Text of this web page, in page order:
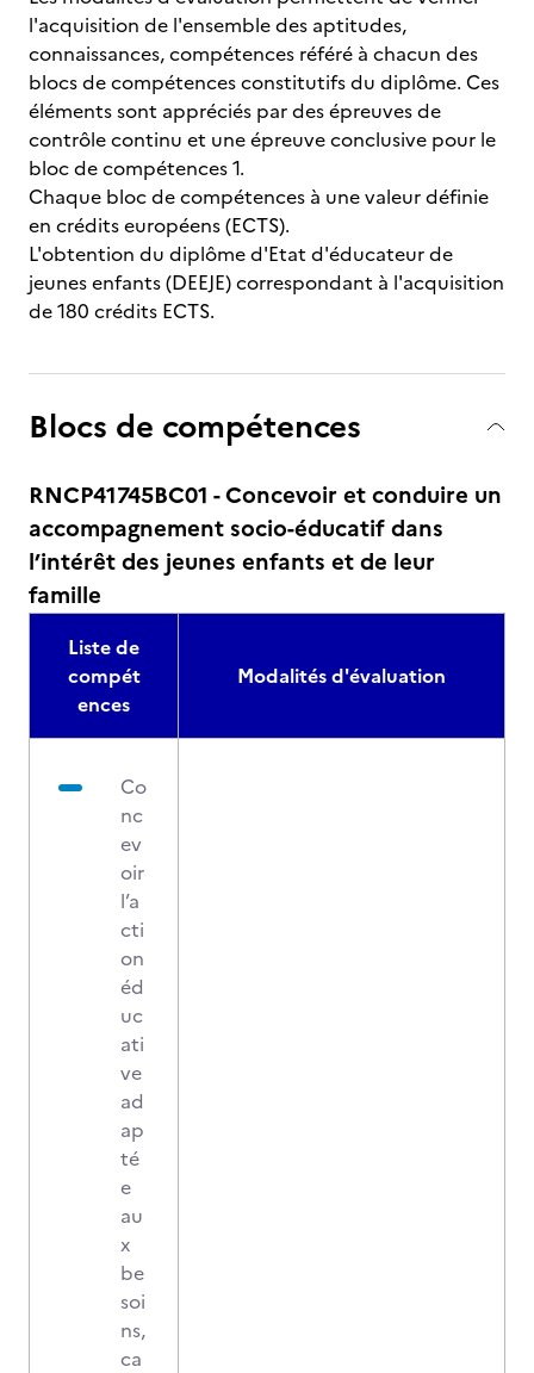
l'acquisition de l'ensemble des aptitudes,
connaissances, compétences référé à chacun des
blocs de compétences constitutifs du diplôme. Ces
éléments sont appréciés par des épreuves de
contrôle continu et une épreuve conclusive pour le
bloc de compétences 1.
Chaque bloc de compétences à une valeur définie
en crédits européens (ECTS).
L'obtention du diplôme d'Etat d'éducateur de
jeunes enfants (DEEJE) correspondant à l'acquisition
de 180 crédits ECTS.
Blocs de compétences
RNCP41745BC01 - Concevoir et conduire un
accompagnement socio-éducatif dans
l’intérêt des jeunes enfants et de leur
famille
Liste de
compét
ences
Modalités d'évaluation
Co
nc
ev
oir
l’a
cti
on
éd
uc
ati
ve
ad
ap
té
e
au
x
be
soi
ns,
ca